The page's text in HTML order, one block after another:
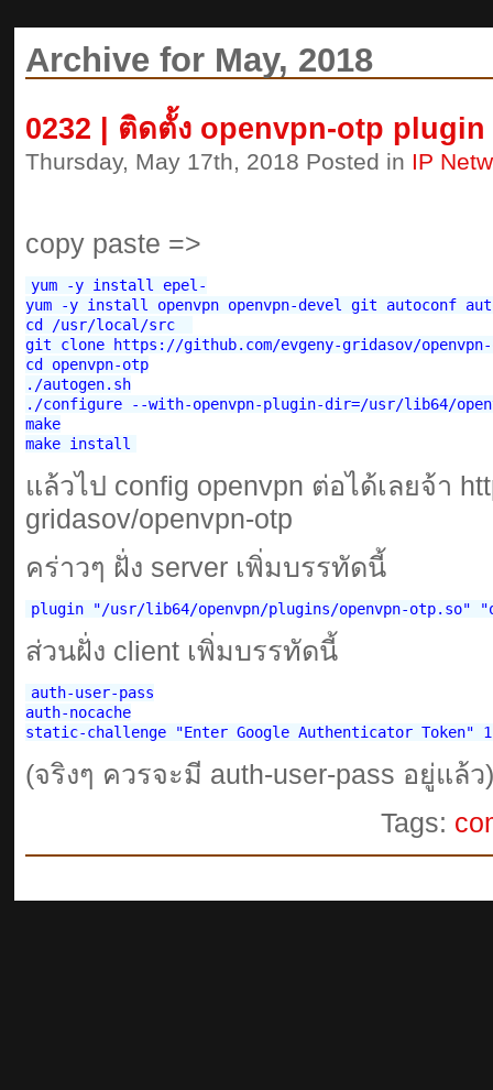
Archive for May, 2018
0232 | ติดตั้ง openvpn-otp plugin
Thursday, May 17th, 2018 Posted in IP
copy paste =>
yum -y install epel-
yum -y install openvpn openvpn-devel git autoconf
cd /usr/local/src
git clone https://github.com/evgeny-gridasov/
cd openvpn-otp
./autogen.sh
./configure --with-openvpn-plugin-dir=/usr/lib64/
make
แล้วไป config openvpn ต่อได้เลยจ้า
gridasov/openvpn-otp
คร่าวๆ ฝั่ง server เพิ่มบรรทัดนี้
ส่วนฝั่ง client เพิ่มบรรทัดนี้
auth-user-pass
auth-nocache
(จริงๆ ควรจะมี auth-user-pass อยู่แล้ว)
Tags: